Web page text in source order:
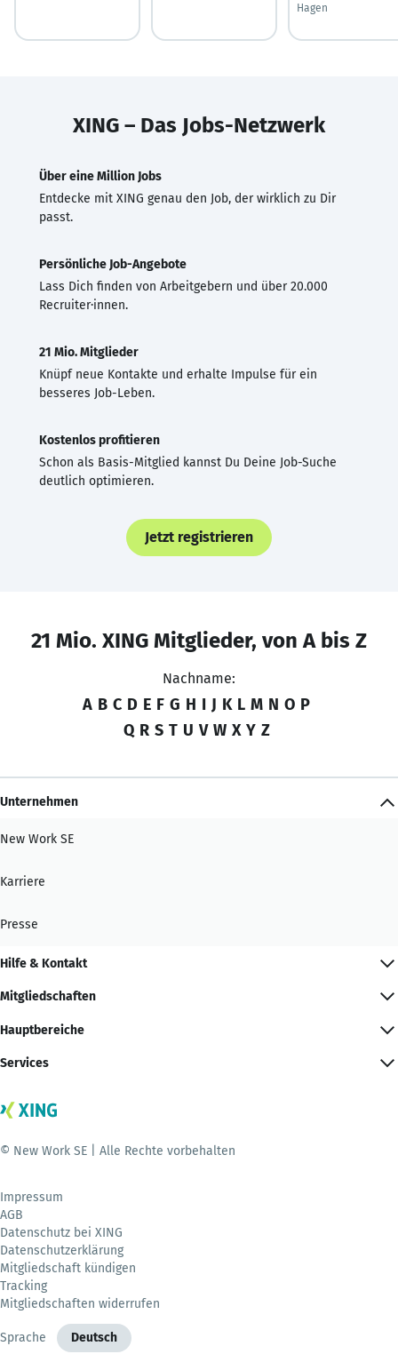
Hagen
XING – Das Jobs-Netzwerk
Über eine Million Jobs
Entdecke mit XING genau den Job, der wirklich zu Dir
passt.
Persönliche Job-Angebote
Lass Dich finden von Arbeitgebern und über 20.000
Recruiter·innen.
21 Mio. Mitglieder
Knüpf neue Kontakte und erhalte Impulse für ein
besseres Job-Leben.
Kostenlos profitieren
Schon als Basis-Mitglied kannst Du Deine Job-Suche
deutlich optimieren.
Jetzt registrieren
21 Mio. XING Mitglieder, von A bis Z
Nachname:
A B C D E F G H I J K L M N O P
Q R S T U V W X Y Z
Unternehmen
New Work SE
Karriere
Presse
Hilfe & Kontakt
Mitgliedschaften
Hauptbereiche
Services
© New Work SE | Alle Rechte vorbehalten
Impressum
AGB
Datenschutz bei XING
Datenschutzerklärung
Mitgliedschaft kündigen
Tracking
Mitgliedschaften widerrufen
Sprache Deutsch